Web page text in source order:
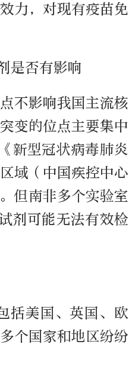
力，对现有疫苗免
是否有影响
不影响我国主流核
变的位点主要集中
新型冠状病毒肺炎
域（中国疾控中心
但南非多个实验室
剂可能无法有效检
括美国、英国、欧
个国家和地区纷纷